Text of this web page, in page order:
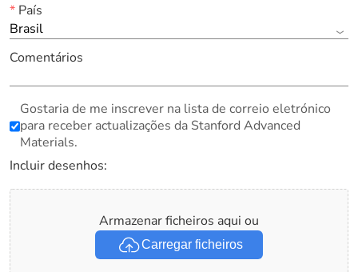
*País
Brasil
Comentários
Gostaria de me inscrever na lista de correio eletrónico
para receber actualizações da Stanford Advanced
Materials.
Incluir desenhos:
Armazenar ficheiros aqui ou
Carregar ficheiros